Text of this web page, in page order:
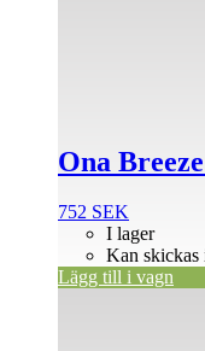
Ona
752 SEK
I lager
Kan skickas
Lägg till i vagn